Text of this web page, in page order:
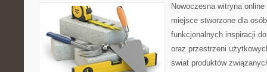
Nowoczesna witryna
miejsce stworzone dla
funkcjonalnych inspiracji
oraz przestrzeni
świat produktów